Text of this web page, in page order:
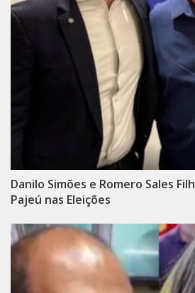
Danilo Simões e Romero Sales
Pajeú nas Eleições